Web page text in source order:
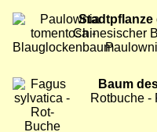
Bild
Stadtpflanze
Chinesischer
Bild
Baum
Rotbuche -